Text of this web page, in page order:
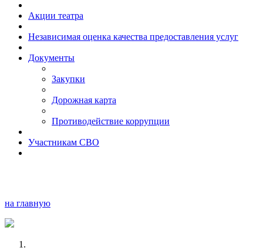
Акции театра
Независимая оценка качества предоставления услуг
Документы
Закупки
Дорожная карта
Противодействие коррупции
Участникам СВО
на главную